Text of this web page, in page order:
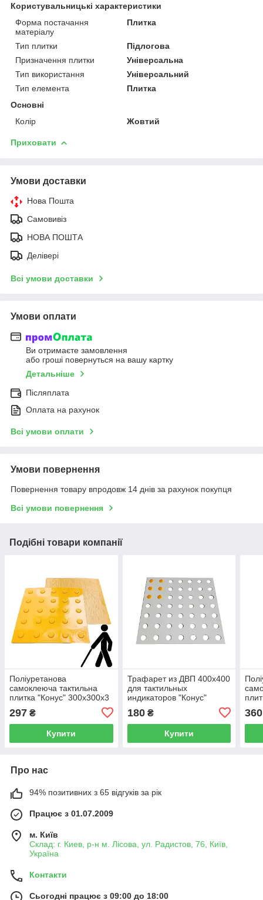
Користувальницькі характеристики
Форма постачання
матеріалу
Плитка
Тип плитки
Підлогова
Призначення плитки
Універсальна
Тип використання
Універсальний
Тип елемента
Плитка
Основні
Колір
Жовтий
Приховати
Умови доставки
Нова Пошта
Самовивіз
НОВА ПОШТА
Делівері
Всі умови доставки
Умови оплати
Ви отримаєте замовлення
або гроші повернуться на вашу картку
Детальніше
Післяплата
Оплата на рахунок
Всі умови оплати
Умови повернення
Повернення товару впродовж 14 днів за рахунок покупця
Всі умови повернення
Подібні товари компанії
Поліуретанова
самоклеюча тактильна
плитка "Конус" 300х300х3
297 ₴
Купити
Трафарет из ДВП 400х400
для тактильных
индикаторов "Конус"
180₴
Купити
360
Про нас
94% позитивних з 65 відгуків за рік
Працює з 01.07.2009
м. Київ
Склад: г. Киев, р-н м. Лісова, ул. Радистов, 76, Київ,
Україна
Контакти
Сьогодні працює з 09:00 до 18:00